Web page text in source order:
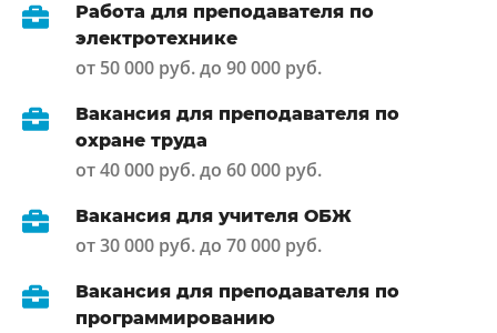
Работа для преподавателя по
электротехнике
от 50 000 руб. до 90 000 руб.
Вакансия для преподавателя по
охране труда
от 40 000 руб. до 60 000 руб.
Вакансия для учителя ОБЖ
от 30 000 руб. до 70 000 руб.
Вакансия для преподавателя по
программированию